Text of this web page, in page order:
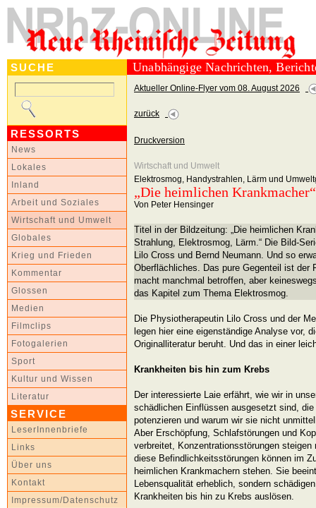
SUCHE
RESSORTS
News
Lokales
Inland
Arbeit und Soziales
Wirtschaft und Umwelt
Globales
Krieg und Frieden
Kommentar
Glossen
Medien
Filmclips
Fotogalerien
Sport
Kultur und Wissen
Literatur
SERVICE
LeserInnenbriefe
Links
Über uns
Kontakt
Impressum/Datenschutz
Unabhängige Nachrichten,
Aktueller Online-Flyer vom 08. August 2026
zurück
Druckversion
Wirtschaft und Umwelt
Elektrosmog, Handystrahlen, Lärm und
„Die heimlichen Krankmacher“
Von Peter Hensinger
Titel in der Bildzeitung: „Die heimlichen
Strahlung, Elektrosmog, Lärm.“ Die Bild-
Lilo Cross und Bernd Neumann. Und so
Oberflächliches. Das pure Gegenteil ist der
macht manchmal betroffen, aber
das Kapitel zum Thema Elektrosmog.
Die Physiotherapeutin Lilo Cross und der
legen hier eine eigenständige Analyse vor,
Originalliteratur beruht. Und das in einer
Krankheiten bis hin zum Krebs
Der interessierte Laie erfährt, wie wir in
schädlichen Einflüssen ausgesetzt sind,
potenzieren und warum wir sie nicht
Aber Erschöpfung, Schlafstörungen und
verbreitet, Konzentrationsstörungen
diese Befindlichkeitsstörungen können im
heimlichen Krankmachern stehen. Sie
Lebensqualität erheblich, sondern
Krankheiten bis hin zu Krebs auslösen.